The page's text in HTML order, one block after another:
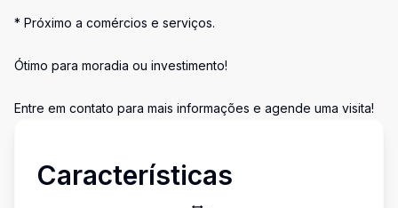
* Próximo a comércios e serviços.
Ótimo para moradia ou investimento!
Entre em contato para mais informações e agende uma visita!
Características